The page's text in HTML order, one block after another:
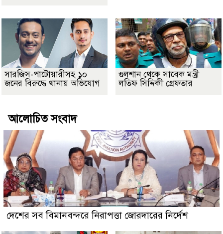
সারজিস-পাটোয়ারীসহ ১০
জনের বিরুদ্ধে থানায় অভিযোগ
গুলশান থেকে সাবেক মন্ত্রী
লতিফ সিদ্দিকী গ্রেফতার
আলোচিত সংবাদ
দেশের সব বিমানবন্দরে নিরাপত্তা জোরদারের নির্দেশ